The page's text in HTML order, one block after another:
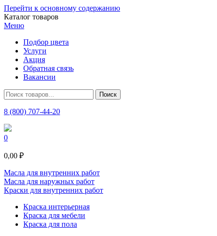
Перейти к основному содержанию
Каталог товаров
Меню
Подбор цвета
Услуги
Акция
Обратная связь
Вакансии
8 (800) 707-44-20
0
0,00 ₽
Масла для внутренних работ
Масла для наружных работ
Краски для внутренних работ
Краска интерьерная
Краска для мебели
Краска для пола